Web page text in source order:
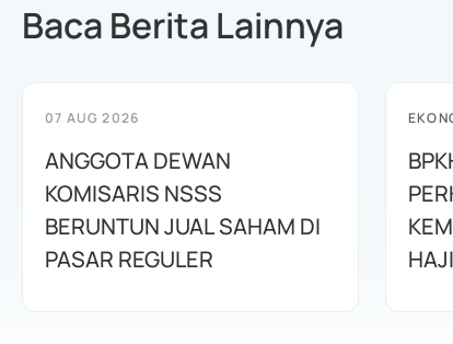
Baca Berita Lainnya
07 AUG 2026
ANGGOTA DEWAN
KOMISARIS NSSS
BERUNTUN JUAL SAHAM DI
PASAR REGULER
HAJI